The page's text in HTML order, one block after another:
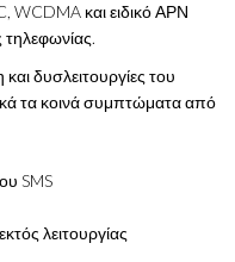
WCDMA και ειδικό ΑΡΝ
δυσλειτουργίες του
τα κοινά συμπτώματα από
SMS
λειτουργίας